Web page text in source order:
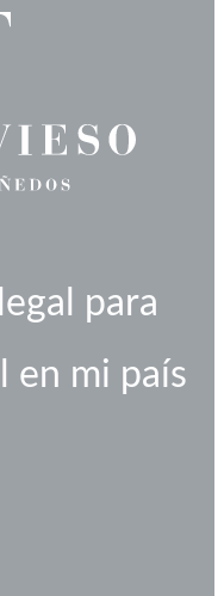
para
en mi país